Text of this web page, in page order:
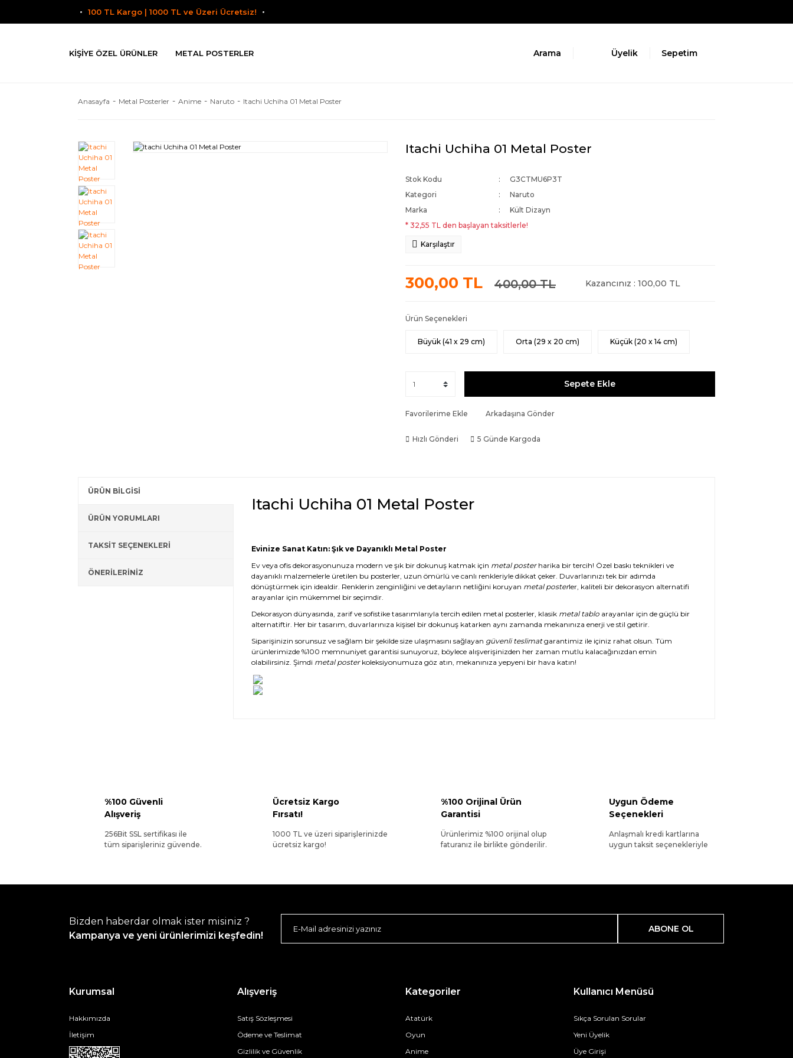
100 TL Kargo | 1000 TL ve Üzeri Ücretsiz!
KIŞIYE ÖZEL ÜRÜNLER METAL POSTERLER Arama Üyelik Sepetim
Anasayfa Metal Posterler Anime Naruto Itachi Uchiha 01 Metal Poster
Itachi Uchiha 01 Metal Poster
Stok Kodu
G3CTMU6P3T
Kategori
Naruto
Marka
Kült Dizayn
* 32,55 TL den başlayan taksitlerle!
Karşılaştır
300,00 TL 400,00 TL Kazancınız : 100,00 TL
Ürün Seçenekleri
Büyük (41 x 29 cm) Orta (29 x 20 cm) Küçük (20 x 14 cm)
Sepete Ekle
Favorilerime Ekle Arkadaşına Gönder
Hızlı Gönderi 5 Günde Kargoda
ÜRÜN BİLGİSİ
ÜRÜN YORUMLARI
TAKSİT SEÇENEKLERİ
ÖNERİLERİNİZ
Itachi Uchiha 01 Metal Poster
Evinize Sanat Katın: Şık ve Dayanıklı Metal Poster
Ev veya ofis dekorasyonunuza modern ve şık bir dokunuş katmak için metal posterharika bir tercih! Özel baskı teknikleri ve
dayanıklı malzemelerle üretilen bu posterler, uzun ömürlü ve canlı renkleriyle dikkat çeker. Duvarlarınızı tek bir adımda
dönüştürmek için idealdir. Renklerin zenginliğini ve detayların netliğini koruyan metal posterler, kaliteli bir dekorasyon alternatifi
arayanlar için mükemmel bir seçimdir.
Dekorasyon dünyasında, zarif ve sofistike tasarımlarıyla tercih edilen metal posterler, klasik metal tabloarayanlar için de güçlü bir
alternatiftir. Her bir tasarım, duvarlarınıza kişisel bir dokunuş katarken aynı zamanda mekanınıza enerji ve stil getirir.
Siparişinizin sorunsuz ve sağlam bir şekilde size ulaşmasını sağlayan güvenli teslimatgarantimiz ile içiniz rahat olsun. Tüm
ürünlerimizde %100 memnuniyet garantisi sunuyoruz, böylece alışverişinizden her zaman mutlu kalacağınızdan emin
olabilirsiniz. Şimdi metal posterkoleksiyonumuza göz atın, mekanınıza yepyeni bir hava katın!
%100 Güvenli
Alışveriş
256Bit SSL sertifikası ile
tüm siparişleriniz güvende.
Ücretsiz Kargo
Fırsatı!
1000 TL ve üzeri siparişlerinizde
ücretsiz kargo!
%100 Orijinal Ürün
Garantisi
Ürünlerimiz %100 orijinal olup
faturanız ile birlikte gönderilir.
Uygun Ödeme
Seçenekleri
Anlaşmalı kredi kartlarına
uygun taksit seçenekleriyle
Bizden haberdar olmak ister misiniz ?
Kampanya ve yeni ürünlerimizi keşfedin!
ABONE OL
Kurumsal
Hakkımızda
İletişim
Alışveriş
Satış Sözleşmesi
Ödeme ve Teslimat
Gizlilik ve Güvenlik
Kategoriler
Atatürk
Oyun
Anime
Kullanıcı Menüsü
Sıkça Sorulan Sorular
Yeni Üyelik
Üye Girişi